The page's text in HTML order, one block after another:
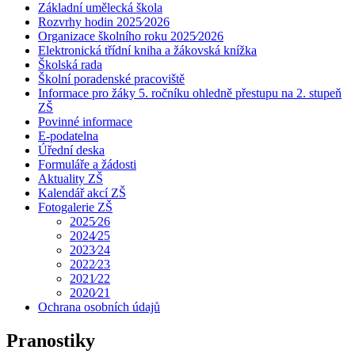
Základní umělecká škola
Rozvrhy hodin 2025⁄2026
Organizace školního roku 2025⁄2026
Elektronická třídní kniha a žákovská knížka
Školská rada
Školní poradenské pracoviště
Informace pro žáky 5. ročníku ohledně přestupu na 2. stupeň
ZŠ
Povinné informace
E-podatelna
Úřední deska
Formuláře a žádosti
Aktuality ZŠ
Kalendář akcí ZŠ
Fotogalerie ZŠ
2025⁄26
2024⁄25
2023⁄24
2022⁄23
2021⁄22
2020⁄21
Ochrana osobních údajů
Pranostiky